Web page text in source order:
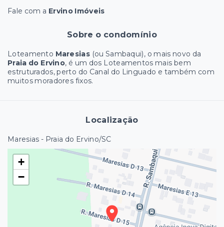
Fale com a Ervino Imóveis
Sobre o condomínio
Loteamento Maresias (ou Sambaqui), o mais novo da
Praia do Ervino, é um dos Loteamentos mais bem
estruturados, perto do Canal do Linguado e também com
muitos moradores fixos.
Localização
Maresias - Praia do Ervino/SC
+
−